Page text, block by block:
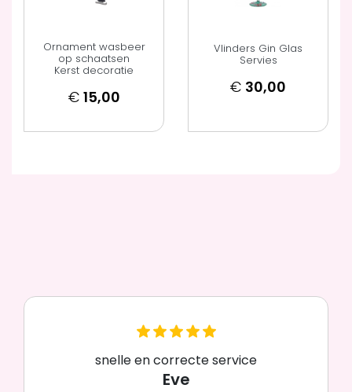
Ornament wasbeer
op schaatsen
Kerst decoratie
€ 15,00
Vlinders Gin Glas
Servies
€ 30,00
snelle en correcte service
Eve